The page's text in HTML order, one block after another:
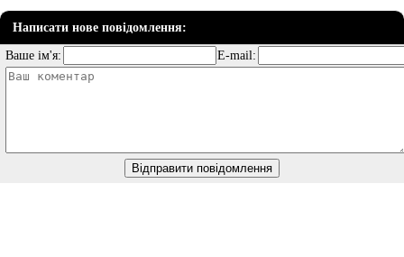
Написати нове повідомлення:
Ваше ім'я:
E-mail: